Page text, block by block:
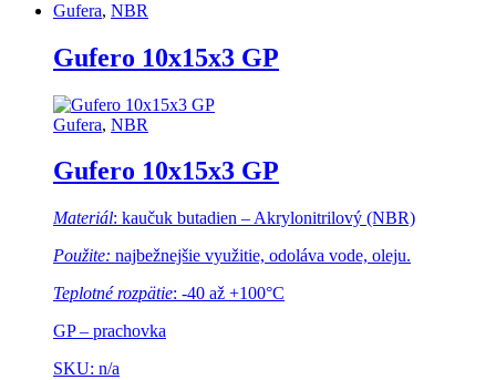
Gufera, NBR
Gufero 10x15x3 GP
Gufera, NBR
Gufero 10x15x3 GP
Materiál: kaučuk butadien – Akrylonitrilový (NBR)
Použite: najbežnejšie využitie, odoláva vode, oleju.
Teplotné rozpätie: -40 až +100°C
GP – prachovka
SKU: n/a